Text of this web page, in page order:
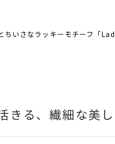
いさなラッキーモチーフ「
きる、繊細な美